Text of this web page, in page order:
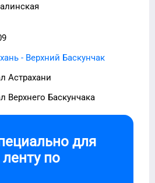
- Верхний Баскунчак
Астрахани
Верхнего Баскунчака
для
по